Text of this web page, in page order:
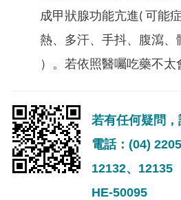
成甲狀腺功能亢進( 可能
熱、多汗、手抖、腹瀉、
）。若依照醫囑吃藥不太
若有任何疑問
電話：(04)
12132、12135
HE-50095